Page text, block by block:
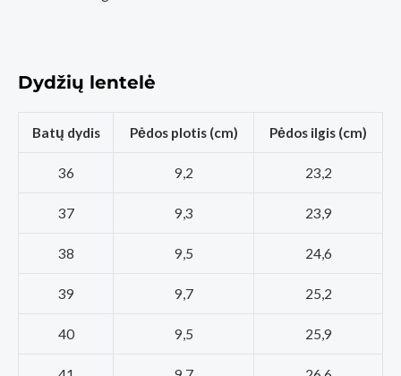
Dydžių lentelė
Batų dydis Pėdos plotis (cm) Pėdos ilgis (cm)
36 9,2 23,2
37 9,3 23,9
38 9,5 24,6
39 9,7 25,2
40 9,5 25,9